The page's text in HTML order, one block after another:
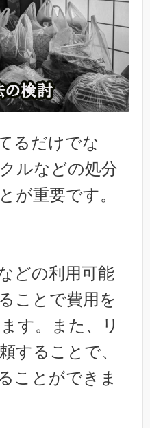
るだけでな
ルなどの処分
が重要です。
どの利用可能
ことで費用を
す。また、リ
することで、
ことができま